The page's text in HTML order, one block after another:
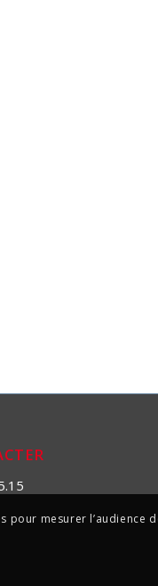
pour mesurer l’audience